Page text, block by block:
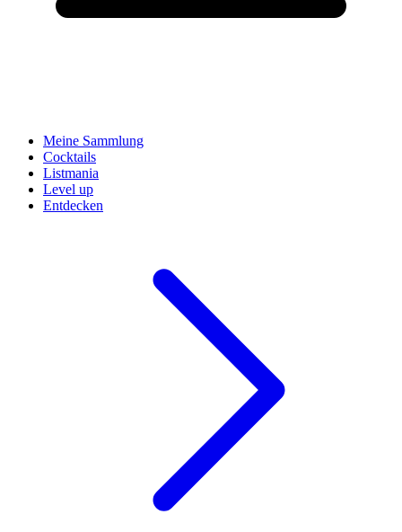
Meine Sammlung
Cocktails
Listmania
Level up
Entdecken